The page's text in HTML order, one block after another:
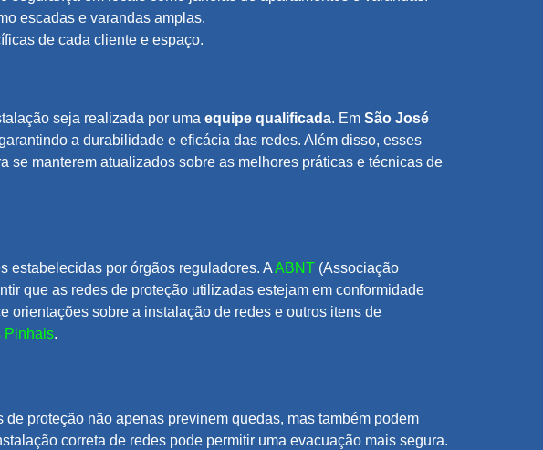
escadas e varandas amplas.
de cada cliente e espaço.
seja realizada por uma equipe qualificada. Em São José
a durabilidade e eficácia das redes. Além disso, esses
se manterem atualizados sobre as melhores práticas e técnicas de
estabelecidas por órgãos reguladores. AABNT (Associação
que as redes de proteção utilizadas estejam em conformidade
orientações sobre a instalação de redes e outros itens de
Pinhais.
proteção não apenas previnem quedas, mas também podem
correta de redes pode permitir uma evacuação mais segura.